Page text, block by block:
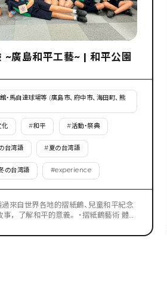
~廣島和平工藝~ | 和平公園
・馬自達球場等 (廣島市、府中市、海田町、熊
化 #和平 #活動・祭典
台湾語 #夏の台湾語
の台湾語 #experience
平的意義。 ・摺紙鶴藝術 體驗